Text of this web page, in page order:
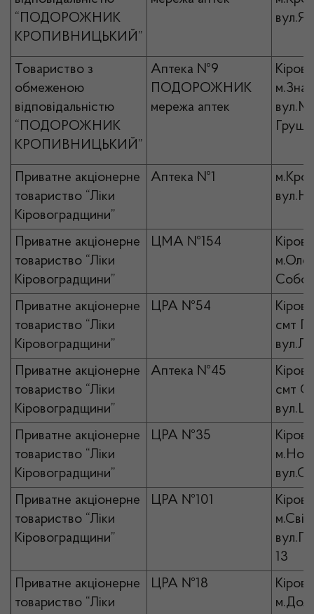
“ПОДОРОЖНИК
КРОПИВНИЦЬКИЙ”
Товариство з
обмеженою
відповідальністю
“ПОДОРОЖНИК
КРОПИВНИЦЬКИЙ”
Аптека №9
ПОДОРОЖНИК
мережа аптек
Приватне акціонерне
товариство “Ліки
Кіровоградщини”
Аптека №1
Приватне акціонерне
товариство “Ліки
Кіровоградщини”
ЦМА №154
Приватне акціонерне
товариство “Ліки
Кіровоградщини”
ЦРА №54
смт
Приватне акціонерне
товариство “Ліки
Кіровоградщини”
Аптека №45
смт
Приватне акціонерне
товариство “Ліки
Кіровоградщини”
ЦРА №35
Приватне акціонерне
товариство “Ліки
Кіровоградщини”
ЦРА №101
13
Приватне акціонерне
товариство “Ліки
ЦРА №18